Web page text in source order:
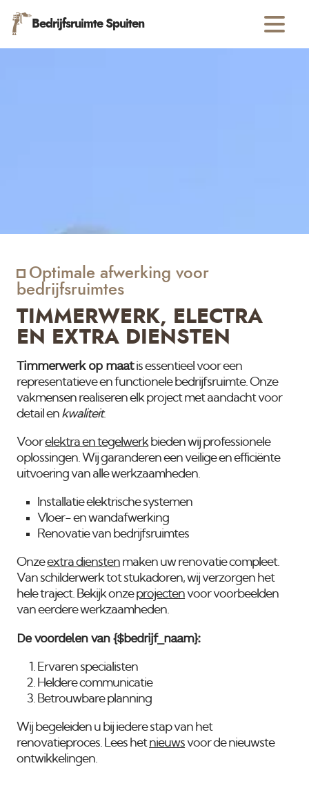
Bedrijfsruimte Spuiten
Optimale afwerking voor
bedrijfsruimtes
TIMMERWERK, ELECTRA
EN EXTRA DIENSTEN
Timmerwerk op maatis essentieel voor een
representatieve en functionele bedrijfsruimte. Onze
vakmensen realiseren elk project met aandacht voor
detail en kwaliteit.
Voorelektra en tegelwerkbieden wij professionele
oplossingen. Wij garanderen een veilige en efficiënte
uitvoering van alle werkzaamheden.
Installatie elektrische systemen
Vloer- en wandafwerking
Renovatie van bedrijfsruimtes
Onzeextra diensten maken uw renovatie compleet.
Van schilderwerk tot stukadoren, wij verzorgen het
hele traject. Bekijk onzeprojectenvoor voorbeelden
van eerdere werkzaamheden.
De voordelen van {$bedrijf_naam}:
Ervaren specialisten
Heldere communicatie
Betrouwbare planning
Wij begeleiden u bij iedere stap van het
renovatieproces. Lees hetnieuwsvoor de nieuwste
ontwikkelingen.